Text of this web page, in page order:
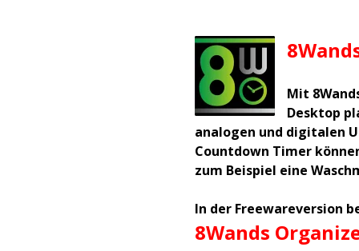
Mit
Desktop
analogen und digitalen
Countdown Timer
zum Beispiel eine
In der Freewareversion
8Wands